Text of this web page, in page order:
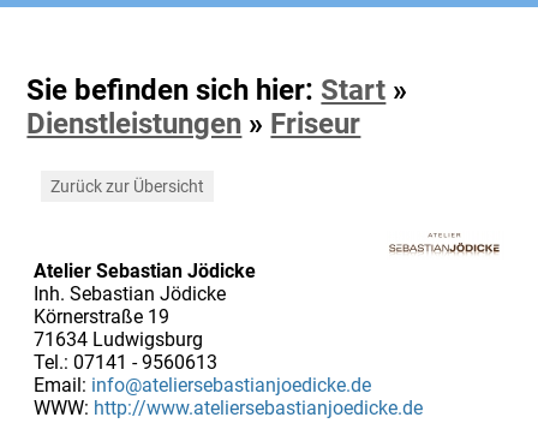
Sie befinden sich hier: Start »
Dienstleistungen » Friseur
Zurück zur Übersicht
Atelier Sebastian Jödicke
Inh. Sebastian Jödicke
Körnerstraße 19
71634 Ludwigsburg
Tel.: 07141 - 9560613
Email: info@ateliersebastianjoedicke.de
WWW: http://www.ateliersebastianjoedicke.de